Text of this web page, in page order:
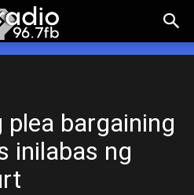
plea bargaining
inilabas ng